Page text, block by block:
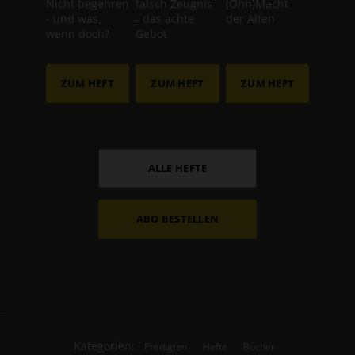
Nicht begehren
- und was,
wenn doch?
ZUM HEFT
falsch Zeugnis
- das achte
Gebot
ZUM HEFT
(Ohn)Macht
der Alten
ZUM HEFT
ALLE HEFTE
ABO BESTELLEN
Kategorien: Predigten Hefte Bücher